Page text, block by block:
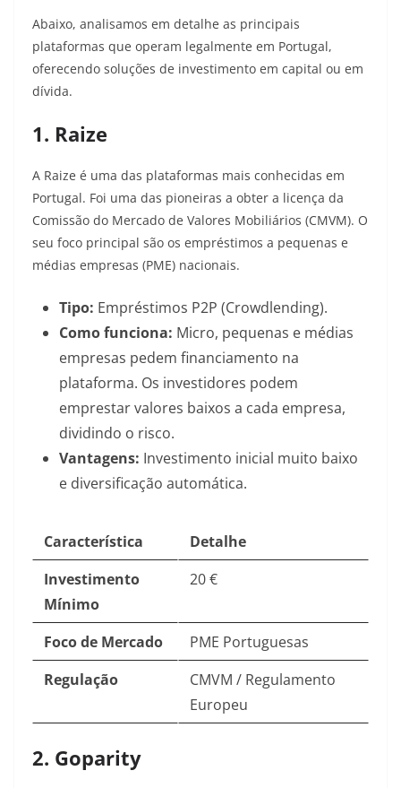
Abaixo, analisamos em detalhe as principais
plataformas que operam legalmente em Portugal,
oferecendo soluções de investimento em capital ou em
dívida.
1. Raize
A Raize é uma das plataformas mais conhecidas em
Portugal. Foi uma das pioneiras a obter a licença da
Comissão do Mercado de Valores Mobiliários (CMVM). O
seu foco principal são os empréstimos a pequenas e
médias empresas (PME) nacionais.
Tipo: Empréstimos P2P (Crowdlending).
Como funciona: Micro, pequenas e médias
empresas pedem financiamento na
plataforma. Os investidores podem
emprestar valores baixos a cada empresa,
dividindo o risco.
Vantagens: Investimento inicial muito baixo
e diversificação automática.
Característica
Detalhe
Investimento
Mínimo
20 €
Foco de Mercado
PME Portuguesas
Regulação
CMVM / Regulamento
Europeu
2. Goparity